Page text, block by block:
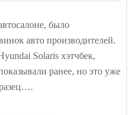
было
авто производителей.
Solaris хэтчбек,
ранее, но это уже